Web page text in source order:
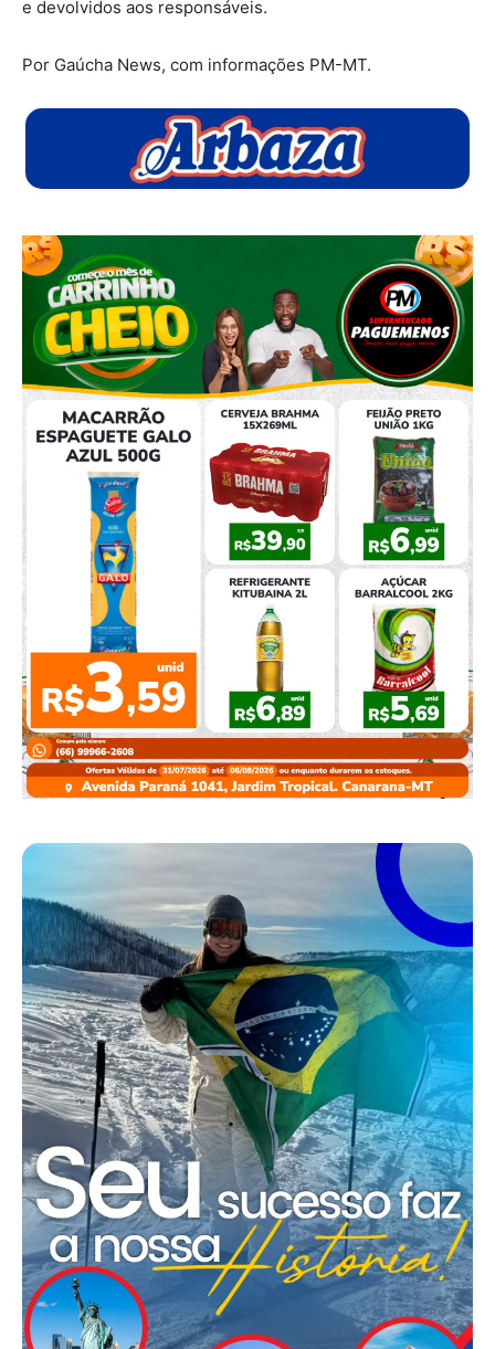
e devolvidos aos responsáveis.
Por Gaúcha News, com informações PM-MT.